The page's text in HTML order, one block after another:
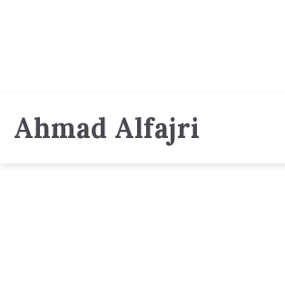
Ahmad Alfajri